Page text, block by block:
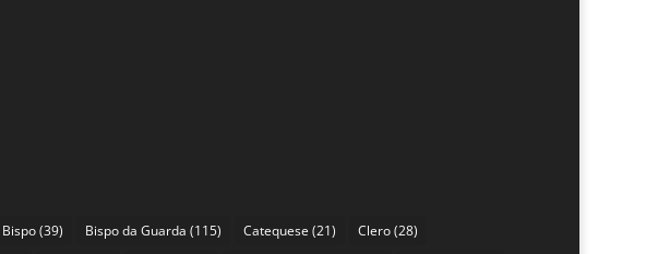
Bispo(39) Bispo da Guarda (115) Catequese (21) Clero(28)